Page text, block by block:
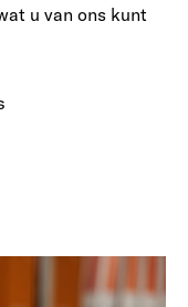
u van ons kunt